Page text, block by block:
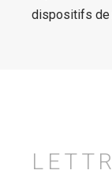
dispositifs de